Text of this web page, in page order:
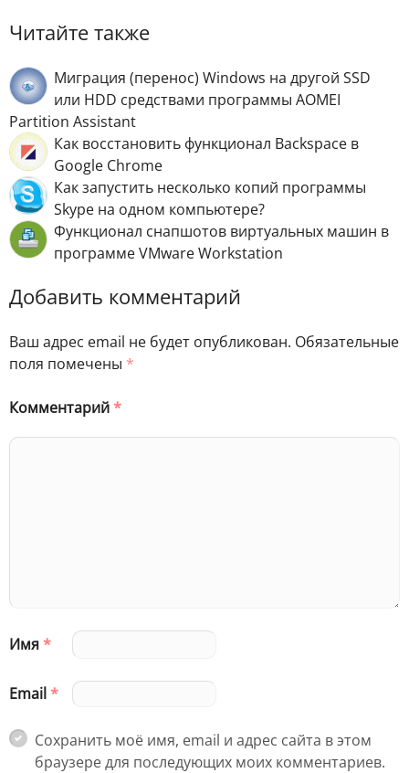
Читайте также
Миграция (перенос) Windows на другой SSD
или HDD средствами программы AOMEI
Partition Assistant
Как восстановить функционал Backspace в
Google Chrome
Как запустить несколько копий программы
Skype на одном компьютере?
Функционал снапшотов виртуальных машин в
программе VMware Workstation
Добавить комментарий
Ваш адрес email не будет опубликован. Обязательные
поля помечены *
Комментарий*
Имя*
Email*
Сохранить моё имя, email и адрес сайта в этом
браузере для последующих моих комментариев.